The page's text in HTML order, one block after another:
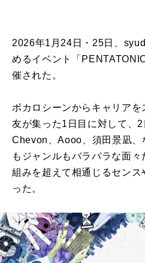
2026年1月24日・25日、
めるイベント「
催された。
ボカロシーンからキャリア
友が集った1日目に対して、
Chevon、Aooo、須田景凪
もジャンルもバラバラな面
組みを超えて相通じるセン
った。